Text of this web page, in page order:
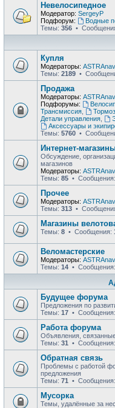
Невелосипедное
Модератор: SergeyP
Подфорум:
Водные
Темы: 356 •
Купля
Модераторы:
Темы: 2189 •
Продажа
Модераторы:
Подфорумы:
Трансмиссия
Детали управления
Аксессуары и
Темы: 5760 •
Интернет-
Обсуждение,
магазинов
Модераторы:
Темы: 85 • Сообщения:
Прочее
Модераторы:
Темы: 313 •
Магазины
Темы: 8 • Сообщения:
Веломастерские
Модераторы:
Темы: 14 • Сообщения:
Будущее форума
Предложения по
Темы: 17 • Сообщения:
Работа форума
Объявления,
Темы: 31 • Сообщения:
Обратная связь
Проблемы с работой
предложения
Темы: 71 • Сообщения:
Мусорка
Темы, удалённые за